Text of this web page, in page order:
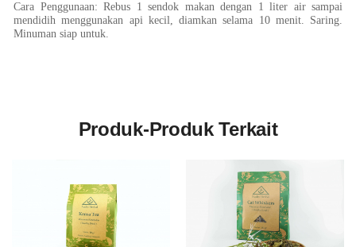
Cara Penggunaan: Rebus 1 sendok makan dengan 1 liter air sampai
mendidih menggunakan api kecil, diamkan selama 10 menit. Saring.
Minuman siap untuk.
Produk-Produk Terkait